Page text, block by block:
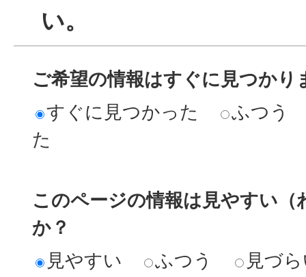
い。
ご希望の情報はすぐに見つかり
すぐに見つかった
ふつう
た
このページの情報は見やすい
か？
見やすい
ふつう 見づ